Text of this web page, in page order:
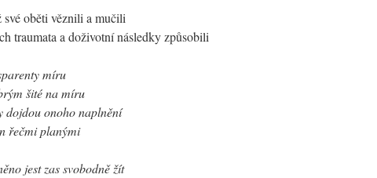
své oběti věznili a mučili
traumata a doživotní následky způsobili
míru
šité na míru
dojdou onoho naplnění
řečmi planými
jest zas svobodně žít